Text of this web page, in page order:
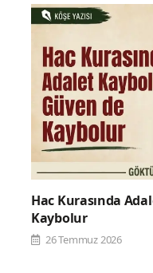
Hac Kurasında
Kaybolur
26 Temmuz 2026